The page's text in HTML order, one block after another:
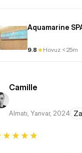
Aquamarine
9.8 Hovuz <25m
Camille
Almatı, Yanvar, 2024